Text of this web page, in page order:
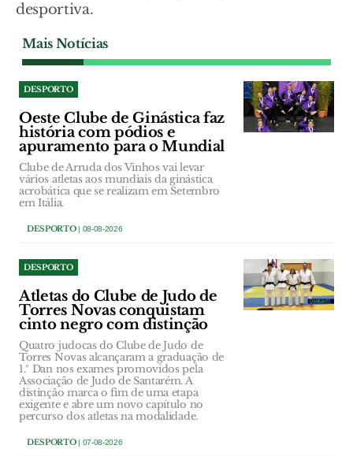
desportiva.
Mais Notícias
DESPORTO
Oeste Clube de Ginástica faz
história com pódios e
apuramento para o Mundial
Clube de Arruda dos Vinhos vai levar
vários atletas aos mundiais da ginástica
acrobática que se realizam em Setembro
em Itália.
DESPORTO| 08-08-2026
DESPORTO
Atletas do Clube de Judo de
Torres Novas conquistam
cinto negro com distinção
Quatro judocas do Clube de Judo de
Torres Novas alcançaram a graduação de
1.º Dan nos exames promovidos pela
Associação de Judo de Santarém. A
distinção marca o fim de uma etapa
exigente e abre um novo capítulo no
percurso dos atletas na modalidade.
DESPORTO| 07-08-2026